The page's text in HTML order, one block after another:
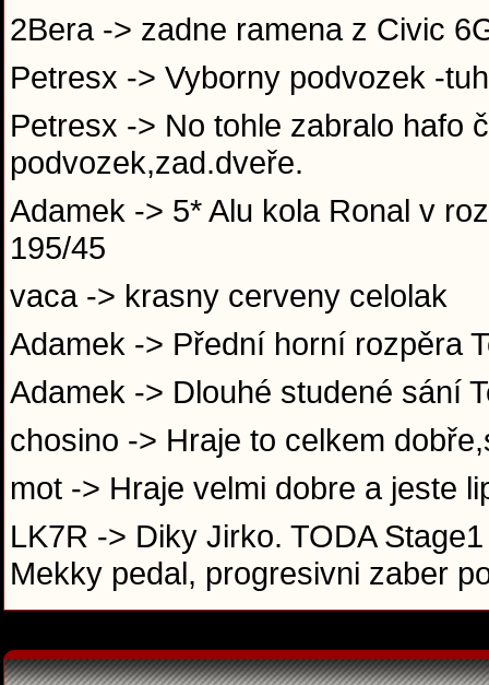
2Bera -> zadne ramena z Civic
Petresx -> Vyborny podvozek -
Petresx -> No tohle zabralo hafo
podvozek,zad.dveře.
Adamek -> 5* Alu kola Ronal v
195/45
vaca -> krasny cerveny celolak
Adamek -> Přední horní rozpěra
Adamek -> Dlouhé studené sání
chosino -> Hraje to celkem
mot -> Hraje velmi dobre a jeste
LK7R -> Diky Jirko. TODA
Mekky pedal, progresivni zaber